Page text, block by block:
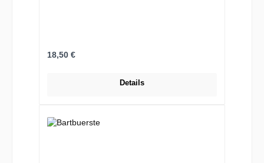
Regulärer Preis:
18,50 €
Details